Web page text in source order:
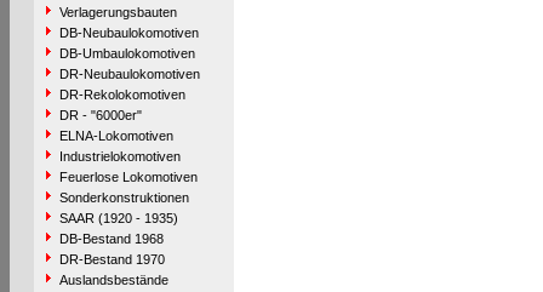
Verlagerungsbauten
DB-Neubaulokomotiven
DB-Umbaulokomotiven
DR-Neubaulokomotiven
DR-Rekolokomotiven
DR - "6000er"
ELNA-Lokomotiven
Industrielokomotiven
Feuerlose Lokomotiven
Sonderkonstruktionen
SAAR (1920 - 1935)
DB-Bestand 1968
DR-Bestand 1970
Auslandsbestände